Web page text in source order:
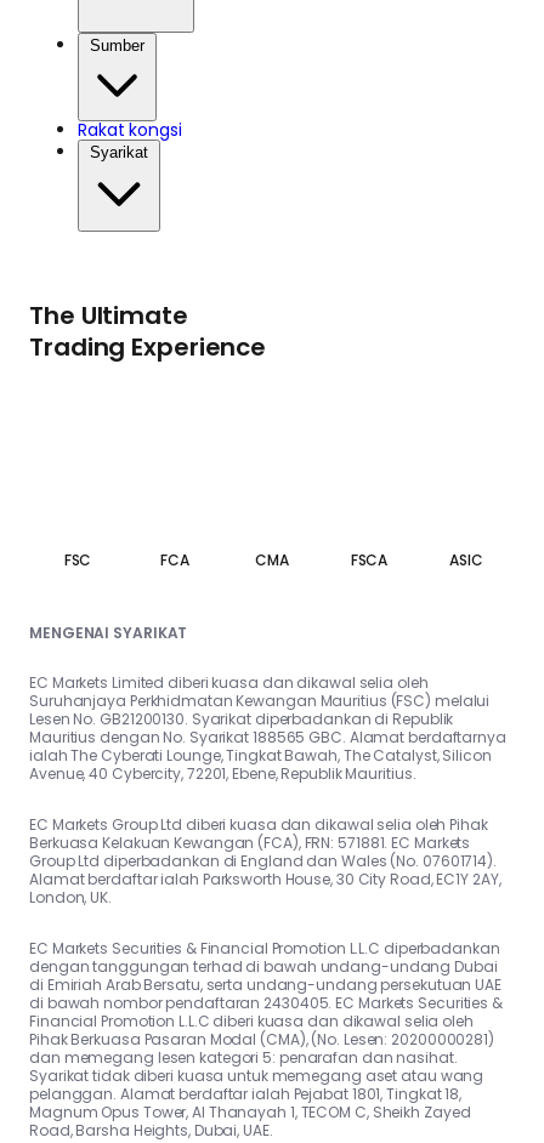
Sumber
Rakat kongsi
Syarikat
The Ultimate
Trading Experience
FSC FCA CMA FSCA ASIC
MENGENAI SYARIKAT
EC Markets Limited diberi kuasa dan dikawal selia oleh
Suruhanjaya Perkhidmatan Kewangan Mauritius (FSC) melalui
Lesen No. GB21200130. Syarikat diperbadankan di Republik
Mauritius dengan No. Syarikat 188565 GBC. Alamat berdaftarnya
ialah The Cyberati Lounge, Tingkat Bawah, The Catalyst, Silicon
Avenue, 40 Cybercity, 72201, Ebene, Republik Mauritius.
EC Markets Group Ltd diberi kuasa dan dikawal selia oleh Pihak
Berkuasa Kelakuan Kewangan (FCA), FRN: 571881. EC Markets
Group Ltd diperbadankan di England dan Wales (No. 07601714).
Alamat berdaftar ialah Parksworth House, 30 City Road, EC1Y 2AY,
London, UK.
EC Markets Securities & Financial Promotion L.L.C diperbadankan
dengan tanggungan terhad di bawah undang-undang Dubai
di Emiriah Arab Bersatu, serta undang-undang persekutuan UAE
di bawah nombor pendaftaran 2430405. EC Markets Securities &
Financial Promotion L.L.C diberi kuasa dan dikawal selia oleh
Pihak Berkuasa Pasaran Modal (CMA), (No. Lesen: 20200000281)
dan memegang lesen kategori 5: penarafan dan nasihat.
Syarikat tidak diberi kuasa untuk memegang aset atau wang
pelanggan. Alamat berdaftar ialah Pejabat 1801, Tingkat 18,
Magnum Opus Tower, Al Thanayah 1, TECOM C, Sheikh Zayed
Road, Barsha Heights, Dubai, UAE.